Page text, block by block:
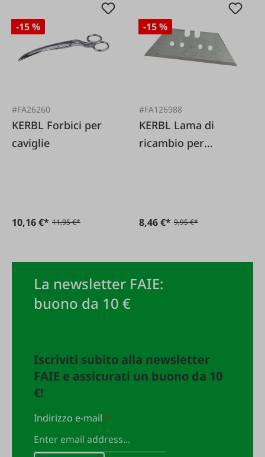
-15 %
#FA26260
KERBL Forbici per
caviglie
10,16 €* 11,95 €*
-15 %
#FA126988
KERBL Lama di
ricambio per
8,46 €* 9,95 €*
La newsletter FAIE:
buono da 10 €
Iscriviti subito alla newsletter
FAIE e assicurati un buono da 10
€!
Indirizzo e-mail*